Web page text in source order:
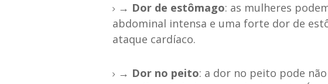
→ Dor de estômago: as mulheres
abdominal intensa e uma forte dor de
ataque cardíaco.
→ Dor no peito: a dor no peito pode